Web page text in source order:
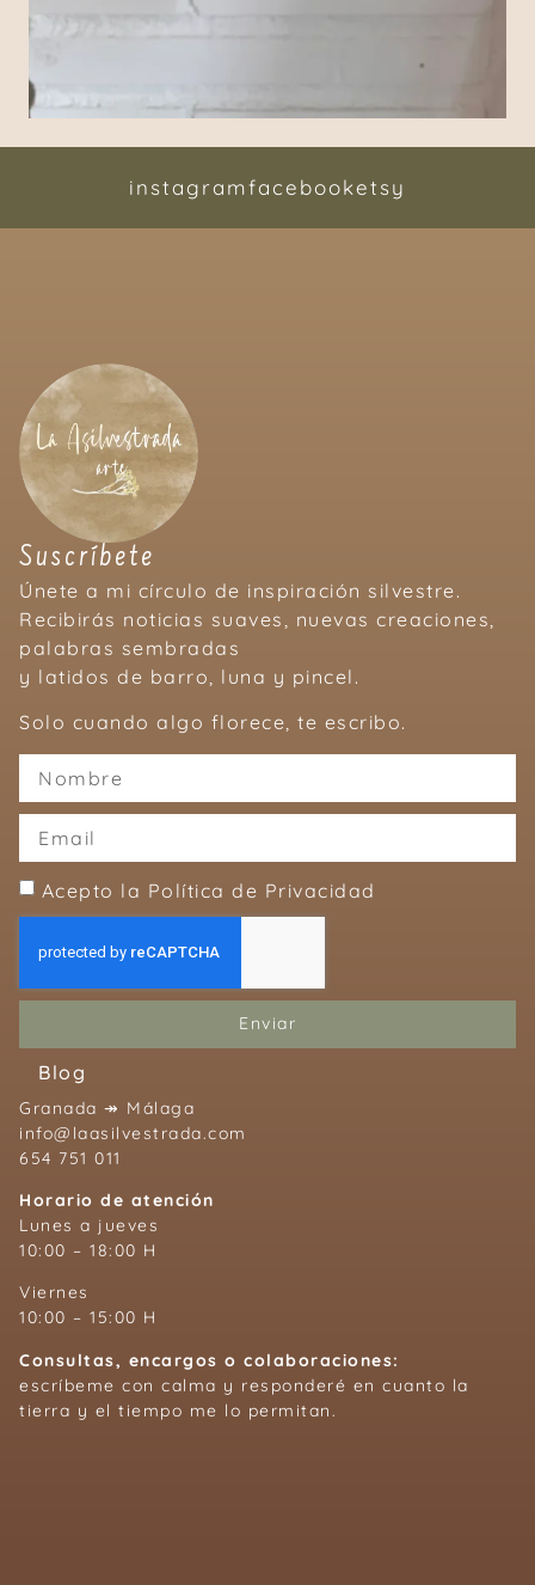
instagramfacebooketsy
Suscríbete
Únete a mi círculo de inspiración silvestre.
Recibirás noticias suaves, nuevas creaciones,
palabras sembradas
y latidos de barro, luna y pincel.
Solo cuando algo florece, te escribo.
Acepto la Política de Privacidad
Enviar
Blog
Granada ↠ Málaga
info@laasilvestrada.com
654 751 011
Horario de atención
Lunes a jueves
10:00 – 18:00 H
Viernes
10:00 – 15:00 H
Consultas, encargos o colaboraciones:
escríbeme con calma y responderé en cuanto la
tierra y el tiempo me lo permitan.